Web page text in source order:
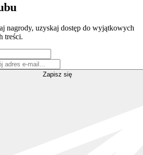
nagrody, uzyskaj dostęp do wyjątkowych
treści.
Zapisz się